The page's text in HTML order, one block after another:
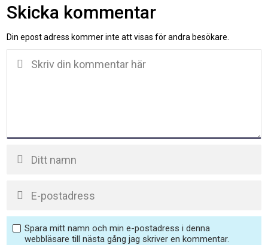
Skicka kommentar
Din epost adress kommer inte att visas för andra besökare.
Spara mitt namn och min e-postadress i denna
webbläsare till nästa gång jag skriver en kommentar.